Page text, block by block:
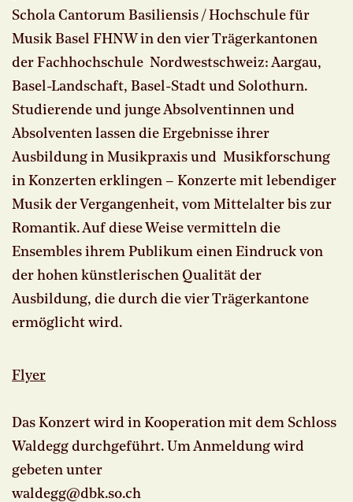
Schola Cantorum Basiliensis / Hochschule für
Musik Basel FHNW in den vier Trägerkantonen
der Fachhochschule Nordwestschweiz: Aargau,
Basel-Landschaft, Basel-Stadt und Solothurn.
Studierende und junge Absolventinnen und
Absolventen lassen die Ergebnisse ihrer
Ausbildung in Musikpraxis und Musikforschung
in Konzerten erklingen – Konzerte mit lebendiger
Musik der Vergangenheit, vom Mittelalter bis zur
Romantik. Auf diese Weise vermitteln die
Ensembles ihrem Publikum einen Eindruck von
der hohen künstlerischen Qualität der
Ausbildung, die durch die vier Trägerkantone
ermöglicht wird.
Flyer
Das Konzert wird in Kooperation mit dem Schloss
Waldegg durchgeführt. Um Anmeldung wird
gebeten unter
waldegg@dbk.so.ch